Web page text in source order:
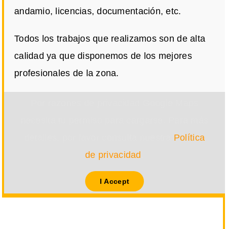
andamio, licencias, documentación, etc.
Todos los trabajos que realizamos son de alta
calidad ya que disponemos de los mejores
profesionales de la zona.
Política
de privacidad
I Accept